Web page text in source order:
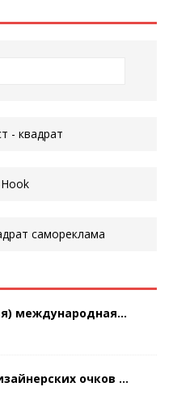
международная...
очков ...